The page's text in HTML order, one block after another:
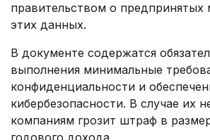
правительством о предпринятых
этих данных.
В документе содержатся
выполнения минимальные
конфиденциальности и
кибербезопасности. В случае их
компаниям грозит штраф в